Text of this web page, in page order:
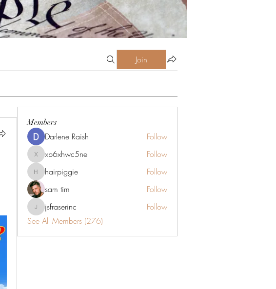
Join
Members
Darlene Raish Follow
xp6xhwc5ne
xp6xhwc5ne Follow
hairpiggie
hairpiggie
Follow
sam tim
Follow
jsfraserinc
jsfraserinc
Follow
See All Members (276)